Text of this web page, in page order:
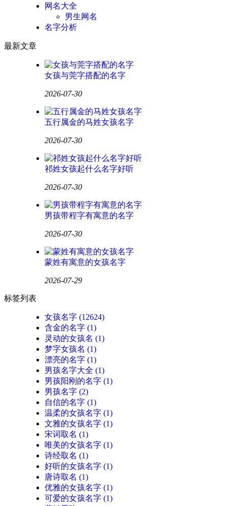
网名大全
男生网名
名字分析
最新文章
女孩与莞字搭配的名字
2026-07-30
五行属金的马姓女孩名字
2026-07-30
祁姓女孩起什么名字好听
2026-07-30
男孩带程字有寓意的名字
2026-07-30
蒙姓有寓意的女孩名字
2026-07-29
标签列表
女孩名字 (12624)
含金的名字 (1)
灵动的女孩名 (1)
梦字女孩名 (1)
漂亮的名字 (1)
男孩名字大全 (1)
男孩阳刚的名字 (1)
男孩名字 (2)
自信的名字 (1)
温柔的女孩名字 (1)
文雅的女孩名字 (1)
宋词取名 (1)
唯美的女孩名字 (1)
诗经取名 (1)
好听的女孩名字 (1)
唐诗取名 (1)
优雅的女孩名字 (1)
可爱的女孩名字 (1)